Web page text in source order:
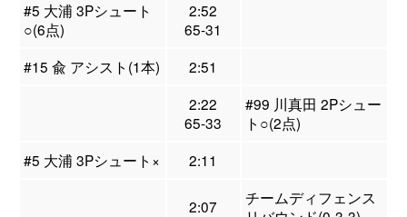
#5 大浦 3Pシュート
○(6点)
2:52
65-31
#15 兪 アシスト(1本)
2:51
2:22
65-33
#99 川真田 2Pシュー
ト○(2点)
#5 大浦 3Pシュート×
2:11
2:07
チームディフェンス